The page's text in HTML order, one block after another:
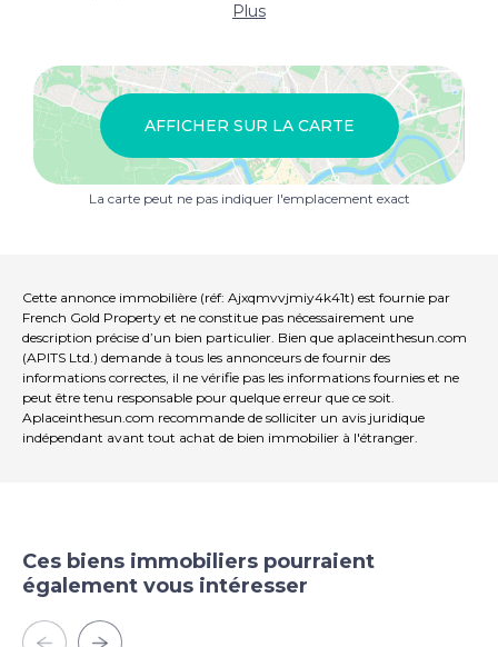
Beau balcon exposé à l’ouest.
Climatisation
? Localisation d’exception :
Proche de toutes les commodités : commerces,
écoles, bus
Dans un quartier calme, recherché et sécurisé
Architecture Art déco pleine de caractère
? Un appartement rare sur le marché, alliant espace,
Plus
AFFICHER SUR LA CARTE
La carte peut ne pas indiquer l'emplacement exact
Cette annonce immobilière (réf: Ajxqmvvjmiy4k41t) est fournie par
French Gold Property et ne constitue pas nécessairement une
description précise d’un bien particulier. Bien que aplaceinthesun.com
(APITS Ltd.) demande à tous les annonceurs de fournir des
informations correctes, il ne vérifie pas les informations fournies et ne
peut être tenu responsable pour quelque erreur que ce soit.
Aplaceinthesun.com recommande de solliciter un avis juridique
indépendant avant tout achat de bien immobilier à l'étranger.
Ces biens immobiliers pourraient
également vous intéresser